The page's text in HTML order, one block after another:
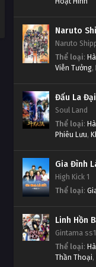
Naruto
Naruto
Thể loại:
Viễn Tưởng,
Đấu La
Soul Land
Thể loại:
Phiêu Lưu,
Gia Đình
High Kick 1
Thể loại:
Linh Hồn
Gintama ss1
Thể loại:
Thần Thoại,